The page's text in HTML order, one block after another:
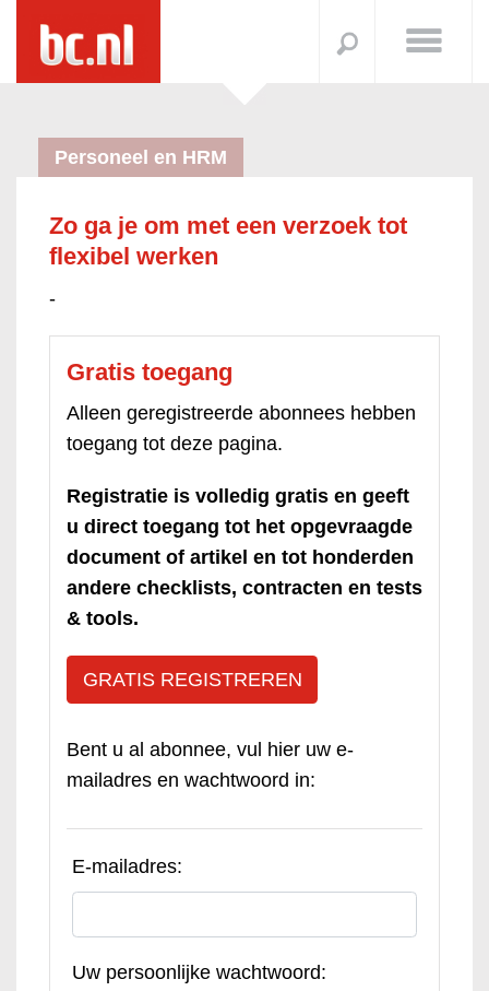
Personeel en HRM
Zo ga je om met een verzoek tot
flexibel werken
-
Gratis toegang
Alleen geregistreerde abonnees hebben
toegang tot deze pagina.
Registratie is volledig gratis en geeft
u direct toegang tot het opgevraagde
document of artikel en tot honderden
andere checklists, contracten en tests
& tools.
GRATIS REGISTREREN
Bent u al abonnee, vul hier uw e-
mailadres en wachtwoord in:
E-mailadres:
Uw persoonlijke wachtwoord: